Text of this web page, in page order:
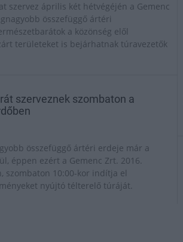
szervez április két hétvégéjén a Gemenc
összefüggő ártéri
a közönség elől
területeket is bejárhatnak túravezetők
szerveznek szombaton a
összefüggő ártéri erdeje már a
éppen ezért a Gemenc Zrt. 2016.
szombaton 10:00-kor indítja el
nyújtó télterelő túráját.